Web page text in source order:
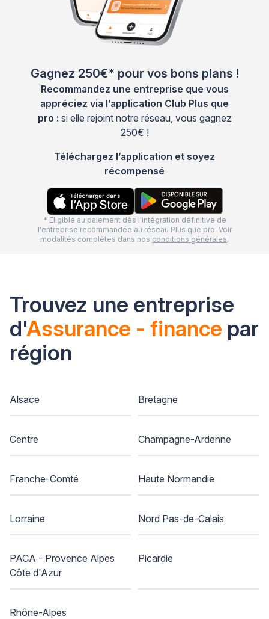
Gagnez 250€* pour vos bons plans !
Recommandez une entreprise que vous
appréciez via l’application Club Plus que
pro : si elle rejoint notre réseau, vous gagnez
250€ !
Téléchargez l’application et soyez
récompensé
* Eligible au paiement dès l'intégration définitive de
l'entreprise recommandée au réseau Plus que pro. Voir
modalités complètes dans nos conditions générales.
Trouvez une entreprise
d'Assurance - finance par
région
Alsace Bretagne
Centre Champagne-Ardenne
Franche-Comté Haute Normandie
Lorraine Nord Pas-de-Calais
PACA - Provence Alpes
Côte d'Azur
Picardie
Rhône-Alpes